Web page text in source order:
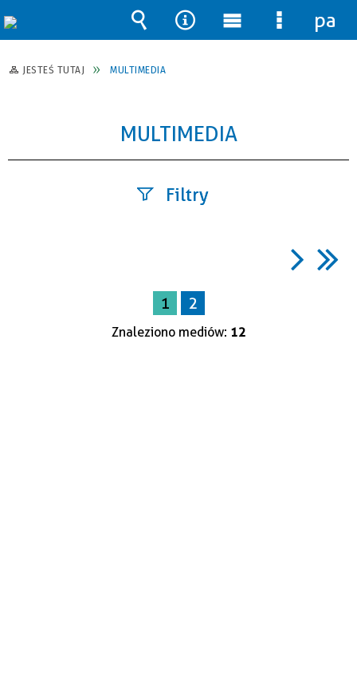
JESTEŚ TUTAJ MULTIMEDIA
MULTIMEDIA
Filtry
Kategoria
1 2
Znaleziono mediów: 12
Wyszukiwarka
Narzędzia
MenuMenu